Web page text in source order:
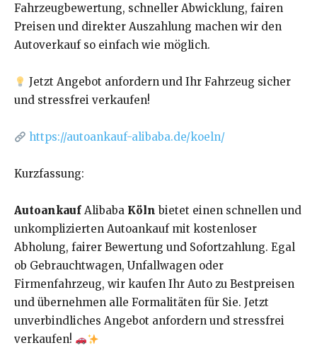
Fahrzeugbewertung, schneller Abwicklung, fairen
Preisen und direkter Auszahlung machen wir den
Autoverkauf so einfach wie möglich.
Jetzt Angebot anfordern und Ihr Fahrzeug sicher
und stressfrei verkaufen!
https://autoankauf-alibaba.de/koeln/
Kurzfassung:
Autoankauf Alibaba Köln bietet einen schnellen und
unkomplizierten Autoankauf mit kostenloser
Abholung, fairer Bewertung und Sofortzahlung. Egal
ob Gebrauchtwagen, Unfallwagen oder
Firmenfahrzeug, wir kaufen Ihr Auto zu Bestpreisen
und übernehmen alle Formalitäten für Sie. Jetzt
unverbindliches Angebot anfordern und stressfrei
verkaufen!